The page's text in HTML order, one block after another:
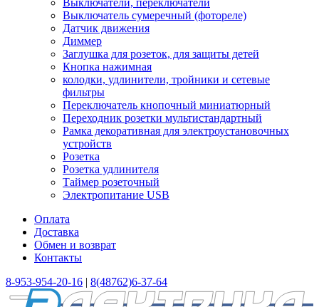
Выключатели, переключатели
Выключатель сумеречный (фотореле)
Датчик движения
Диммер
Заглушка для розеток, для защиты детей
Кнопка нажимная
колодки, удлинители, тройники и сетевые
фильтры
Переключатель кнопочный миниатюрный
Переходник розетки мультистандартный
Рамка декоративная для электроустановочных
устройств
Розетка
Розетка удлинителя
Таймер розеточный
Электропитание USB
Оплата
Доставка
Обмен и возврат
Контакты
8-953-954-20-16 | 8(48762)6-37-64